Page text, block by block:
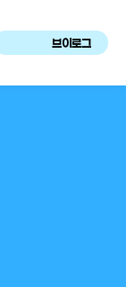
브이로그